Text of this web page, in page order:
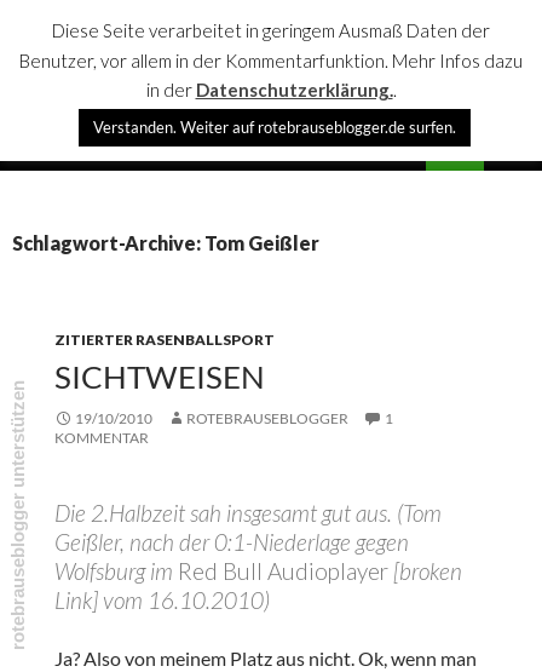
rotebrauseblogger
SPRINGE
Schlagwort-Archive: Tom Geißler
ZITIERTER RASENBALLSPORT
SICHTWEISEN
19/10/2010 ROTEBRAUSEBLOGGER
1
KOMMENTAR
Die 2.Halbzeit sah insgesamt gut aus. (Tom
Geißler, nach der 0:1-Niederlage gegen
Wolfsburg im Red Bull Audioplayer[broken
Link] vom 16.10.2010)
Ja? Also von meinem Platz aus nicht. Ok, wenn man
Diese Seite verarbeitet in geringem Ausmaß Daten der
Benutzer, vor allem in der Kommentarfunktion. Mehr Infos dazu
in der Datenschutzerklärung..
Verstanden. Weiter auf rotebrauseblogger.de surfen.
rotebrauseblogger unterstützen